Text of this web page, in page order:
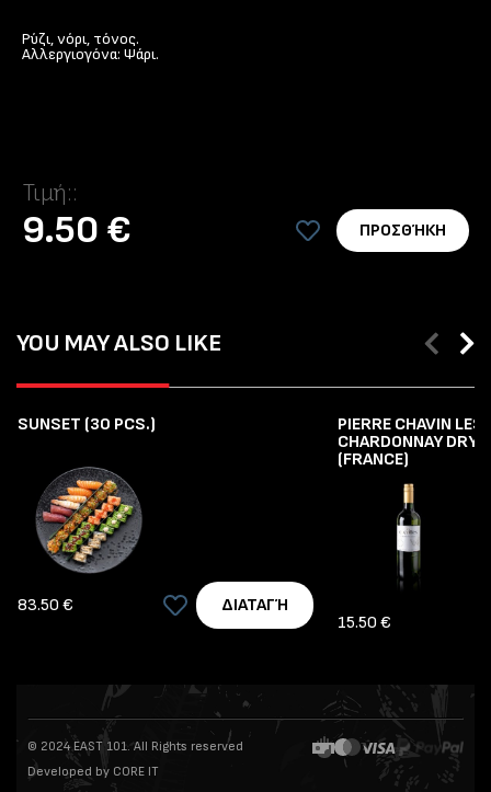
Ρύζι, νόρι, τόνος.
Αλλεργιογόνα: Ψάρι.
Τιμή::
9.50 € ΠΡΟΣΘΉΚΗ
YOU MAY ALSO LIKE
SUNSET (30 PCS.)
83.50 € ΔΙΑΤΑΓΉ
PIERRE CHAVIN
CHARDONNAY DRY
(FRANCE)
15.50 €
© 2024 EAST 101. All Rights reserved
Developed by CORE IT